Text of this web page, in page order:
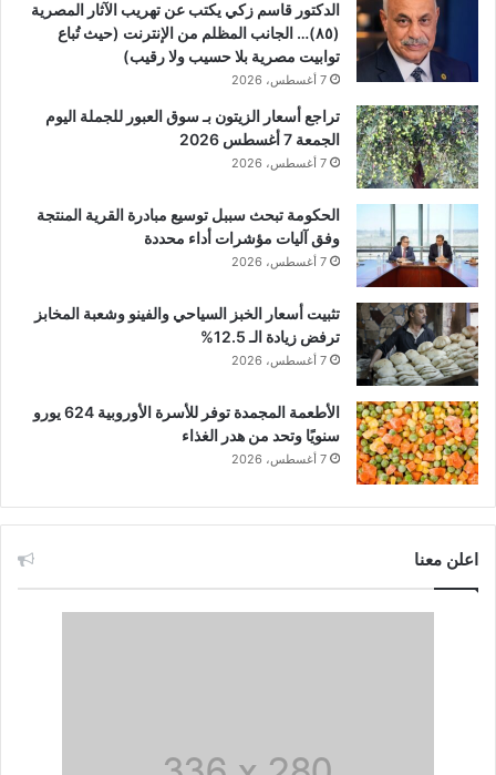
الدكتور قاسم زكي يكتب عن تهريب الآثار المصرية
(٨٥)… الجانب المظلم من الإنترنت (حيث تُباع
توابيت مصرية بلا حسيب ولا رقيب)
7 أغسطس، 2026
تراجع أسعار الزيتون بـ سوق العبور للجملة اليوم
الجمعة 7 أغسطس 2026
7 أغسطس، 2026
الحكومة تبحث سببل توسيع مبادرة القرية المنتجة
وفق آليات مؤشرات أداء محددة
7 أغسطس، 2026
تثبيت أسعار الخبز السياحي والفينو وشعبة المخابز
ترفض زيادة الـ 12.5%
7 أغسطس، 2026
الأطعمة المجمدة توفر للأسرة الأوروبية 624 يورو
سنويًا وتحد من هدر الغذاء
7 أغسطس، 2026
اعلن معنا